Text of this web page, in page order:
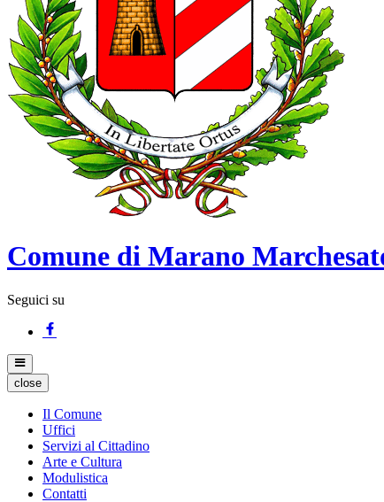
Comune di Marano
Seguici su
close
Il Comune
Uffici
Servizi al Cittadino
Arte e Cultura
Modulistica
Contatti